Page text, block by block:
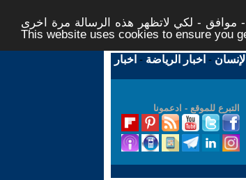
موافق - لكي لاتظهر هذه الرسالة مرة اخرى -
This website uses cookies to ensure you
- اخبار الرياضة - اخبار
التبرع للموقع - ادعمونا